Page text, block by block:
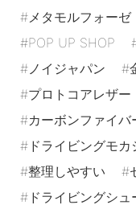
メタモルフォーゼ
POP UP SHOP
ノイジャパン
プロトコアレザー
カーボンファイバ
ドライビングモカ
整理しやすい
ドライビングシュ